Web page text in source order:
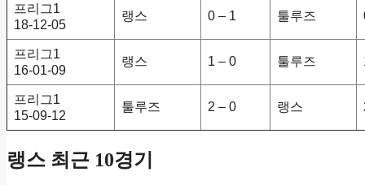
프리그1
18-12-05
랭스 0 – 1 툴루즈
프리그1
16-01-09
랭스 1 – 0 툴루즈
프리그1
15-09-12
툴루즈 2 – 0 랭스
랭스 최근 10경기